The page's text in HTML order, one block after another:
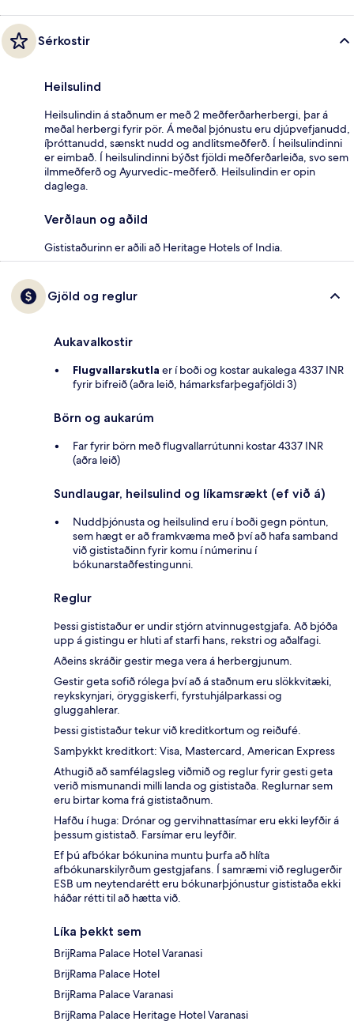
Sérkostir
Heilsulind
Heilsulindin á staðnum er með 2 meðferðarherbergi, þar á
meðal herbergi fyrir pör. Á meðal þjónustu eru djúpvefjanudd,
íþróttanudd, sænskt nudd og andlitsmeðferð. Í heilsulindinni
er eimbað. Í heilsulindinni býðst fjöldi meðferðarleiða, svo sem
ilmmeðferð og Ayurvedic-meðferð. Heilsulindin er opin
daglega.
Verðlaun og aðild
Gististaðurinn er aðili að Heritage Hotels of India.
Gjöld og reglur
Aukavalkostir
Flugvallarskutla er í boði og kostar aukalega 4337 INR
fyrir bifreið (aðra leið, hámarksfarþegafjöldi 3)
Börn og aukarúm
Far fyrir börn með flugvallarrútunni kostar 4337 INR
(aðra leið)
Sundlaugar, heilsulind og líkamsrækt (ef við á)
Nuddþjónusta og heilsulind eru í boði gegn pöntun,
sem hægt er að framkvæma með því að hafa samband
við gististaðinn fyrir komu í númerinu í
bókunarstaðfestingunni.
Reglur
Þessi gististaður er undir stjórn atvinnugestgjafa. Að bjóða
upp á gistingu er hluti af starfi hans, rekstri og aðalfagi.
Aðeins skráðir gestir mega vera á herbergjunum.
Gestir geta sofið rólega því að á staðnum eru slökkvitæki,
reykskynjari, öryggiskerfi, fyrstuhjálparkassi og
gluggahlerar.
Þessi gististaður tekur við kreditkortum og reiðufé.
Samþykkt kreditkort: Visa, Mastercard, American Express
Athugið að samfélagsleg viðmið og reglur fyrir gesti geta
verið mismunandi milli landa og gististaða. Reglurnar sem
eru birtar koma frá gististaðnum.
Hafðu í huga: Drónar og gervihnattasímar eru ekki leyfðir á
þessum gististað. Farsímar eru leyfðir.
Ef þú afbókar bókunina muntu þurfa að hlíta
afbókunarskilyrðum gestgjafans. Í samræmi við reglugerðir
ESB um neytendarétt eru bókunarþjónustur gististaða ekki
háðar rétti til að hætta við.
Líka þekkt sem
BrijRama Palace Hotel Varanasi
BrijRama Palace Hotel
BrijRama Palace Varanasi
BrijRama Palace Heritage Hotel Varanasi